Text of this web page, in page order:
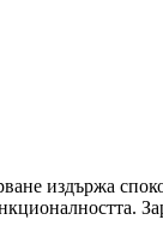
издържа